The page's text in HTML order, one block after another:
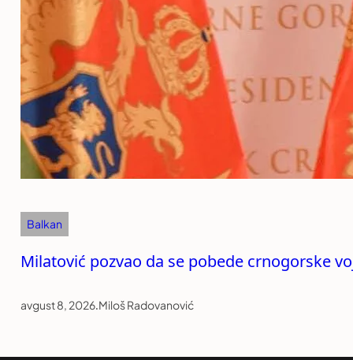
Balkan
Milatović pozvao da se pobede crnogorske
avgust 8, 2026.Miloš Radovanović